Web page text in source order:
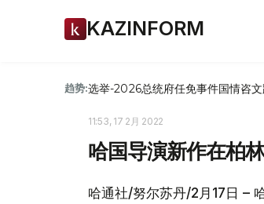
KAZINFORM
趋势:选举-2026总统府任免事件国情咨文
11:53, 17 2月 2022
哈国导演新作在柏
哈通社/努尔苏丹/2月17日 –